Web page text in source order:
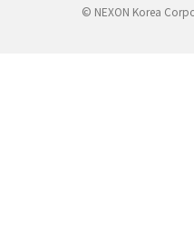
© NEXON Korea